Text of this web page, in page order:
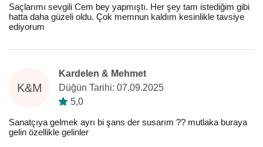
Saçlarımı sevgili Cem bey yapmıştı. Her şey tam istediğim gibi
hatta daha güzeli oldu. Çok memnun kaldım kesinlikle tavsiye
ediyorum
K&M
Kardelen & Mehmet
Düğün Tarihi: 07.09.2025
5,0
Sanatçıya gelmek ayrı bi şans der susarım ?? mutlaka buraya
gelin özellikle gelinler